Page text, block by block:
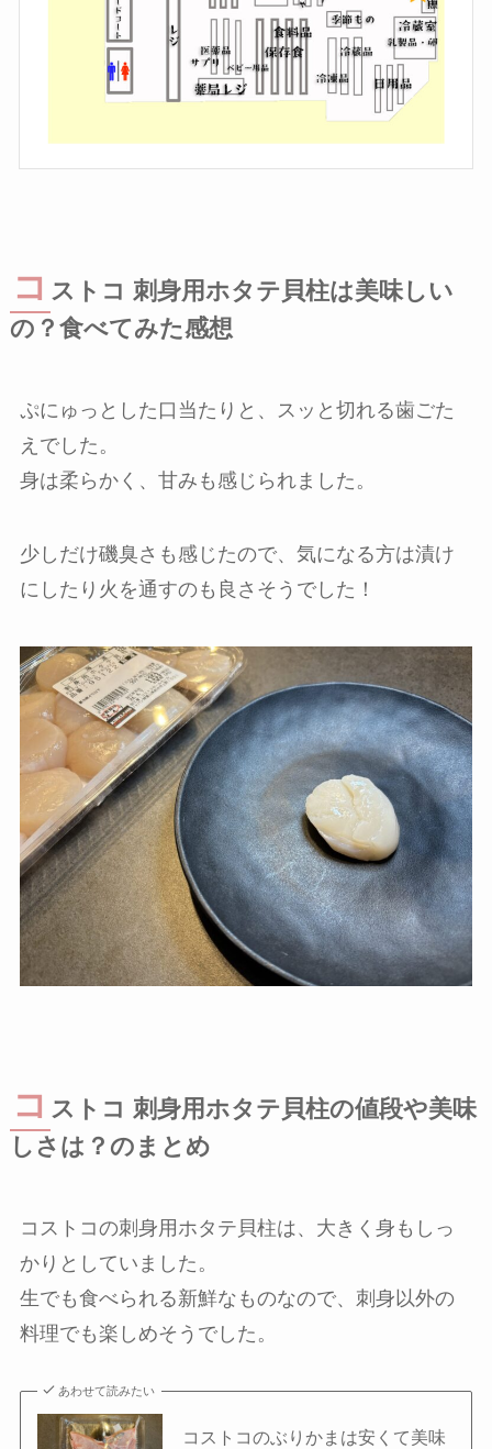
コ ストコ 刺身用ホタテ貝柱は美味しい
の？食べてみた感想
ぷにゅっとした口当たりと、スッと切れる歯ごた
えでした。
身は柔らかく、甘みも感じられました。
少しだけ磯臭さも感じたので、気になる方は漬け
にしたり火を通すのも良さそうでした！
コ ストコ 刺身用ホタテ貝柱の値段や美味
しさは？のまとめ
コストコの刺身用ホタテ貝柱は、大きく身もしっ
かりとしていました。
生でも食べられる新鮮なものなので、刺身以外の
料理でも楽しめそうでした。
あわせて読みたい
コストコのぶりかまは安くて美味